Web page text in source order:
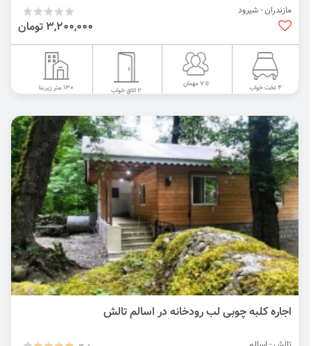
مازندران - شیرود
3,200,000 تومان
4 تخت خواب تا 7 مهمان
2 اتاق خواب 130 متر زیربنا
اجاره کلبه چوبی لب رودخانه در اسالم تالش